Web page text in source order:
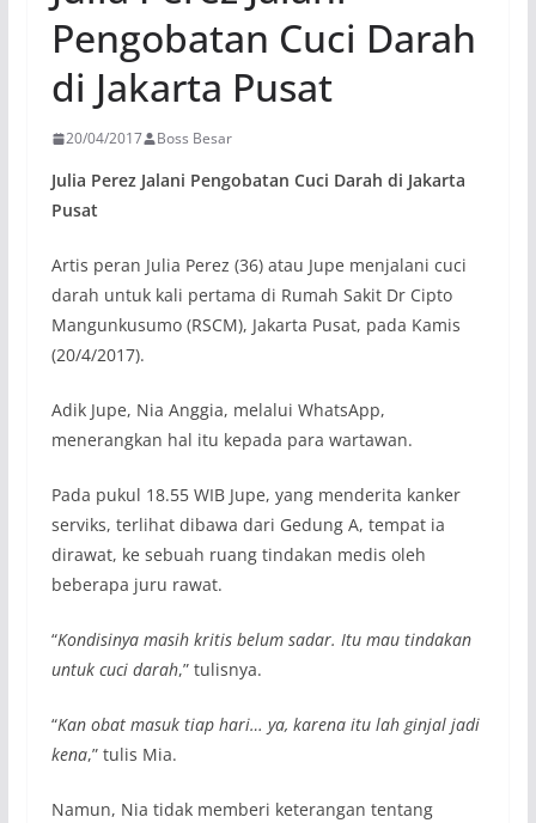
Pengobatan Cuci Darah
di Jakarta Pusat
20/04/2017 Boss Besar
Julia Perez Jalani Pengobatan Cuci Darah di Jakarta
Pusat
Artis peran Julia Perez (36) atau Jupe menjalani cuci
darah untuk kali pertama di Rumah Sakit Dr Cipto
Mangunkusumo (RSCM), Jakarta Pusat, pada Kamis
(20/4/2017).
Adik Jupe, Nia Anggia, melalui WhatsApp,
menerangkan hal itu kepada para wartawan.
Pada pukul 18.55 WIB Jupe, yang menderita kanker
serviks, terlihat dibawa dari Gedung A, tempat ia
dirawat, ke sebuah ruang tindakan medis oleh
beberapa juru rawat.
“Kondisinya masih kritis belum sadar. Itu mau tindakan
untuk cuci darah,” tulisnya.
“Kan obat masuk tiap hari… ya, karena itu lah ginjal jadi
kena,” tulis Mia.
Namun, Nia tidak memberi keterangan tentang